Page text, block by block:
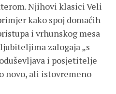
Njihovi klasici Veli
kako spoj domaćih
i vrhunskog mesa
zalogaja „s
i posjetitelje
novo, ali istovremeno